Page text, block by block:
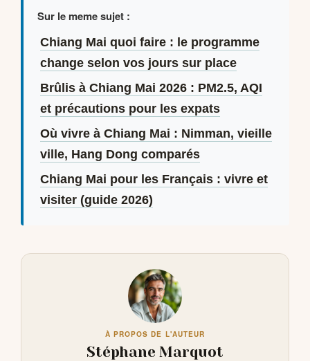
Sur le meme sujet :
Chiang Mai quoi faire : le programme
change selon vos jours sur place
Brûlis à Chiang Mai 2026 : PM2.5, AQI
et précautions pour les expats
Où vivre à Chiang Mai : Nimman, vieille
ville, Hang Dong comparés
Chiang Mai pour les Français : vivre et
visiter (guide 2026)
À PROPOS DE L'AUTEUR
Stéphane Marquot